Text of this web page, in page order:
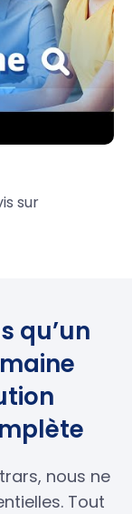
sur
qu’un
nous ne
Tout